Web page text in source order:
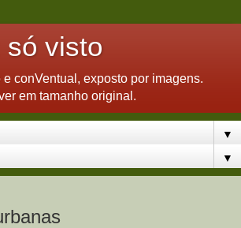
só visto
conVentual, exposto por imagens.
em tamanho original.
▼
▼